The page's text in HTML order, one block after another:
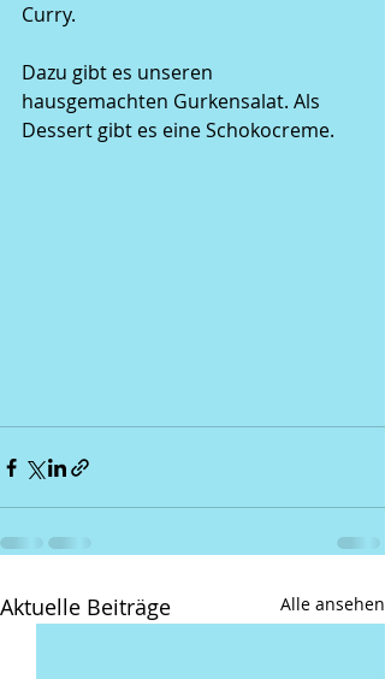
Curry.
Dazu gibt es unseren
hausgemachten Gurkensalat. Als
Dessert gibt es eine Schokocreme.
Aktuelle Beiträge Alle ansehen